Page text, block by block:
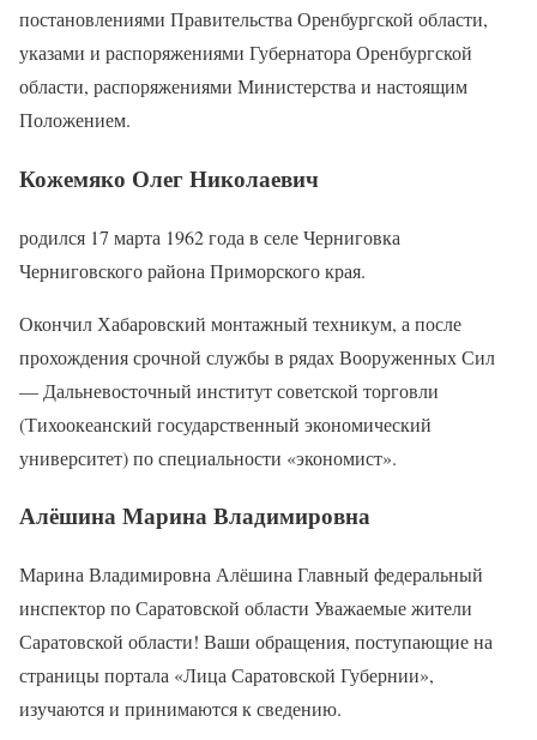
постановлениями Правительства Оренбургской области,
указами и распоряжениями Губернатора Оренбургской
области, распоряжениями Министерства и настоящим
Положением.
Кожемяко Олег Николаевич
родился 17 марта 1962 года в селе Черниговка
Черниговского района Приморского края.
Окончил Хабаровский монтажный техникум, а после
прохождения срочной службы в рядах Вооруженных Сил
— Дальневосточный институт советской торговли
(Тихоокеанский государственный экономический
университет) по специальности «экономист».
Алёшина Марина Владимировна
Марина Владимировна Алёшина Главный федеральный
инспектор по Саратовской области Уважаемые жители
Саратовской области! Ваши обращения, поступающие на
страницы портала «Лица Саратовской Губернии»,
изучаются и принимаются к сведению.